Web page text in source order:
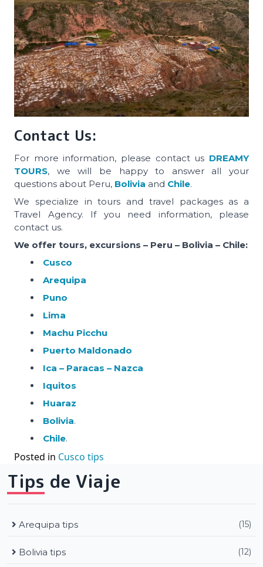
Contact Us:
For more information, please contact us DREAMY
TOURS, we will be happy to answer all your
questions about Peru, Bolivia and Chile.
We specialize in tours and travel packages as a
Travel Agency. If you need information, please
contact us.
We offer tours, excursions – Peru – Bolivia – Chile:
Cusco
Arequipa
Puno
Lima
Machu Picchu
Puerto Maldonado
Ica – Paracas – Nazca
Iquitos
Huaraz
Bolivia.
Chile.
Posted in Cusco tips
Tips de Viaje
Arequipa tips (15)
Bolivia tips (12)